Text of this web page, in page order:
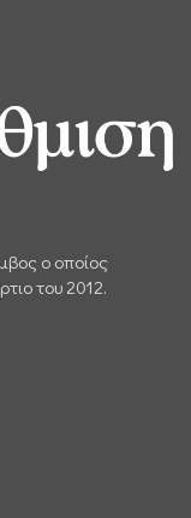
ο οποίος
του 2012.